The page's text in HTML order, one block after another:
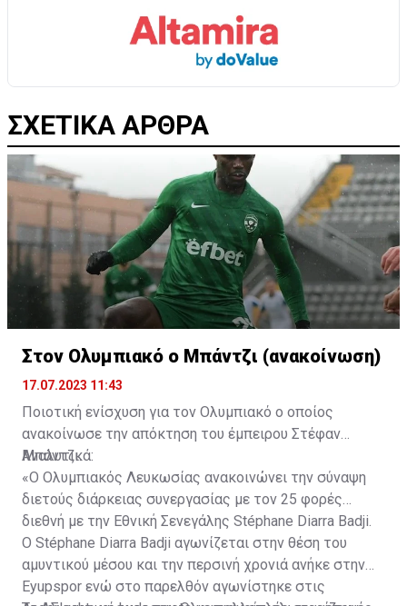
ΣΧΕΤΙΚΑ ΑΡΘΡΑ
Στον Ολυμπιακό ο Μπάντζι (ανακοίνωση)
17.07.2023 11:43
Ποιοτική ενίσχυση για τον Ολυμπιακό ο οποίος
ανακοίνωσε την απόκτηση του έμπειρου Στέφαν
Μπάντζι.
Αναλυτικά:
«Ο Ολυμπιακός Λευκωσίας ανακοινώνει την σύναψη
διετούς διάρκειας συνεργασίας με τον 25 φορές
διεθνή με την Εθνική Σενεγάλης Stéphane Diarra Badji.
Ο Stéphane Diarra Badji αγωνίζεται στην θέση του
αμυντικού μέσου και την περσινή χρονιά ανήκε στην
Eyupspor ενώ στο παρελθόν αγωνίστηκε στις